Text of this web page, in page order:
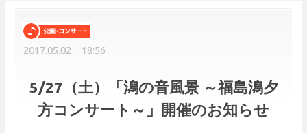
2017.05.02 18:56
5/27（土）「潟の音風景 ～福島潟夕
方コンサート～」開催のお知らせ